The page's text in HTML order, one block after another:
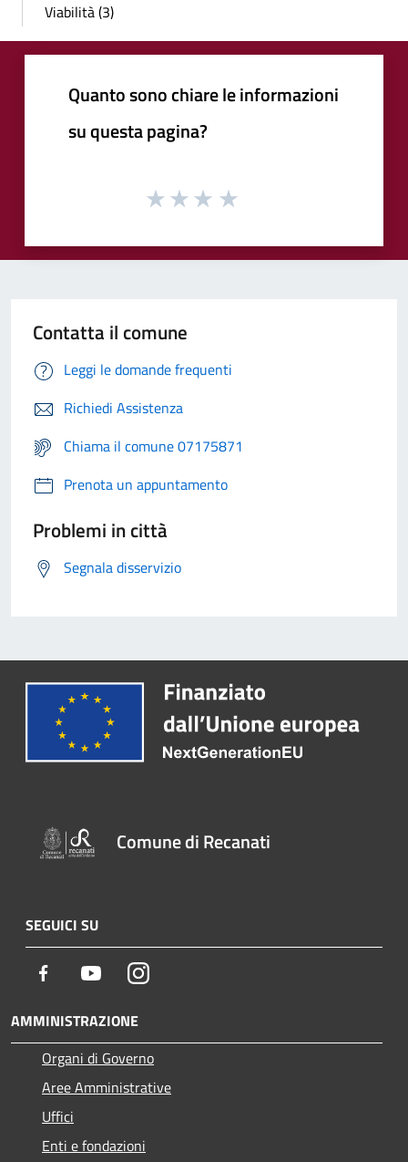
Viabilità (3)
Quanto sono chiare le informazioni
su questa pagina?
Contatta il comune
Leggi le domande frequenti
Richiedi Assistenza
Chiama il comune 07175871
Prenota un appuntamento
Problemi in città
Segnala disservizio
Comune di Recanati
SEGUICI SU
Facebook YoutubeInstagram
AMMINISTRAZIONE
Organi di Governo
Aree Amministrative
Uffici
Enti e fondazioni